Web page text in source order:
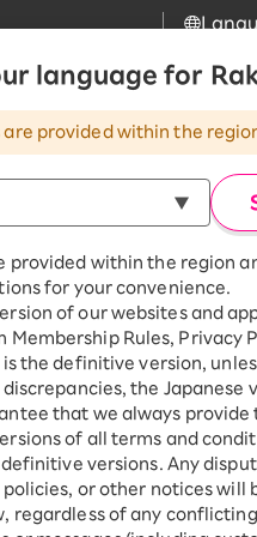
language for
are provided within the
provided within the region
for your convenience.
of our websites and
Membership Rules, Privacy
the definitive version,
discrepancies, the Japanese
that we always provide
of all terms and
versions. Any
or other notices will
regardless of any
いい？
スマホとセットでお
最強おうちプロ
スマホ＋
Rakuten Turbo 初
スマホ＋楽天ひか
楽天ひかり初めて申
月1,000ポイント還元
ート
ート
Turbo
かり
んき
ログイン